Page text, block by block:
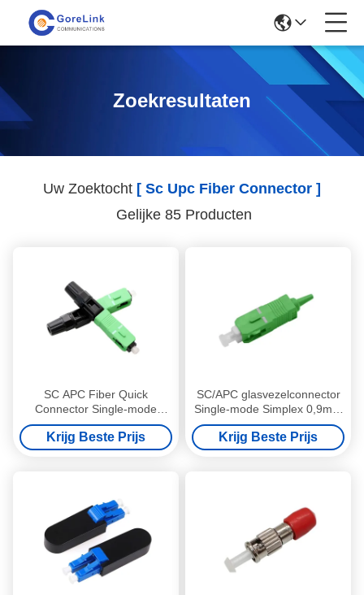
Zoekresultaten
Uw Zoektocht [ Sc Upc Fiber Connector ]
Gelijke 85 Producten
SC APC Fiber Quick
Connector Single-mode
waterbestendig slijtvastheid
Krijg Beste Prijs
SC/APC glasvezelconnector
Single-mode Simplex 0,9mm
boot
Krijg Beste Prijs